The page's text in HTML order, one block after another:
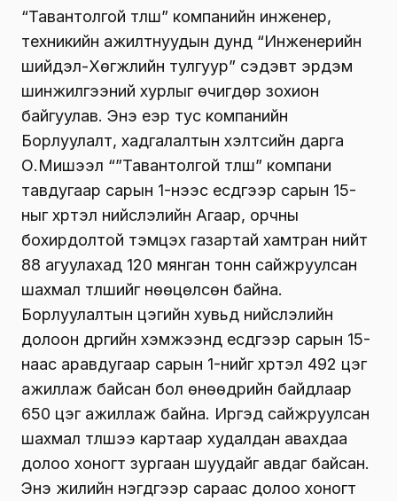
“Тавантолгой түлш” компанийн инженер,
техникийн ажилтнуудын дунд “Инженерийн
шийдэл-Хөгжлийн тулгуур” сэдэвт эрдэм
шинжилгээний хурлыг өчигдөр зохион
байгуулав. Энэ үеэр тус компанийн
Борлуулалт, хадгалалтын хэлтсийн дарга
О.Мишээл “”Тавантолгой түлш” компани
тавдугаар сарын 1-нээс есдүгээр сарын 15-
ныг хүртэл нийслэлийн Агаар, орчны
бохирдолтой тэмцэх газартай хамтран нийт
88 агуулахад 120 мянган тонн сайжруулсан
шахмал түлшийг нөөцөлсөн байна.
Борлуулалтын цэгийн хувьд нийслэлийн
долоон дүүргийн хэмжээнд есдүгээр сарын 15-
наас аравдугаар сарын 1-нийг хүртэл 492 цэг
ажиллаж байсан бол өнөөдрийн байдлаар
650 цэг ажиллаж байна. Иргэд сайжруулсан
шахмал түлшээ картаар худалдан авахдаа
долоо хоногт зургаан шуудайг авдаг байсан.
Энэ жилийн нэгдүгээр сараас долоо хоногт